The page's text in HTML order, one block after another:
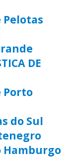
DE
Porto
do Sul
Hamburgo